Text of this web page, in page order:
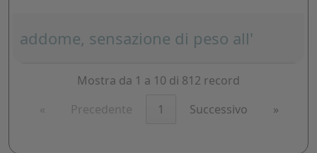
addome, sensazione di peso all'
Mostra da 1 a 10 di 812 record
«
Precedente 1 Successivo »